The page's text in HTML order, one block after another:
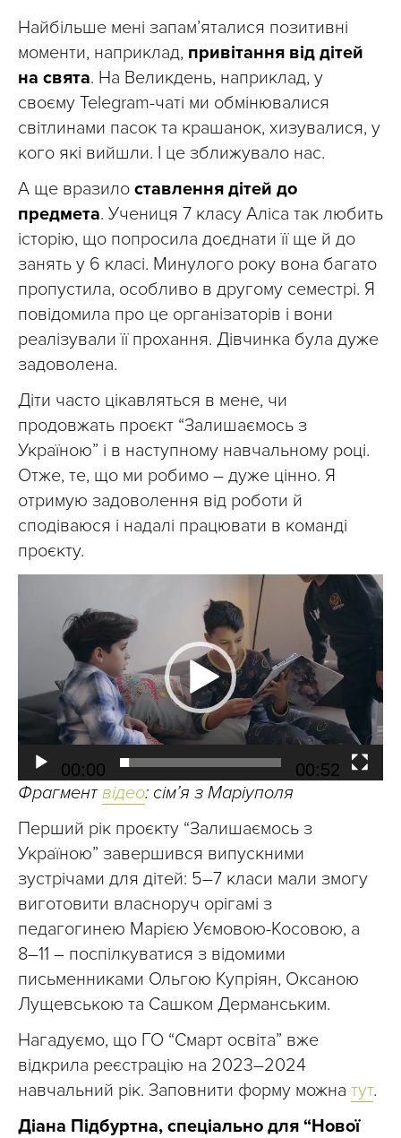
Найбільше мені запам’яталися позитивні
моменти, наприклад, привітання від дітей
на свята. На Великдень, наприклад, у
своєму Telegram-чаті ми обмінювалися
світлинами пасок та крашанок, хизувалися, у
кого які вийшли. І це зближувало нас.
А ще вразило ставлення дітей до
предмета. Учениця 7 класу Аліса так любить
історію, що попросила доєднати її ще й до
занять у 6 класі. Минулого року вона багато
пропустила, особливо в другому семестрі. Я
повідомила про це організаторів і вони
реалізували її прохання. Дівчинка була дуже
задоволена.
Діти часто цікавляться в мене, чи
продовжать проєкт “Залишаємось з
Україною” і в наступному навчальному році.
Отже, те, що ми робимо – дуже цінно. Я
отримую задоволення від роботи й
сподіваюся і надалі працювати в команді
проєкту.
00:00 00:52
Фрагментвідео: сім’я з Маріуполя
Перший рік проєкту “Залишаємось з
Україною” завершився випускними
зустрічами для дітей: 5–7 класи мали змогу
виготовити власноруч орігамі з
педагогинею Марією Уємовою-Косовою, а
8–11 – поспілкуватися з відомими
письменниками Ольгою Купріян, Оксаною
Лущевською та Сашком Дерманським.
Нагадуємо, що ГО “Смарт освіта” вже
відкрила реєстрацію на 2023–2024
навчальний рік. Заповнити форму можна тут.
Діана Підбуртна, спеціально для “Нової